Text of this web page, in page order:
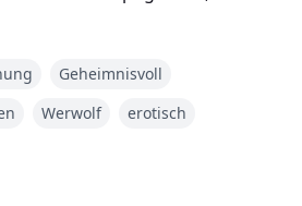
wer sie sind, alles noch
Geheimnisvoll
Werwolf erotisch